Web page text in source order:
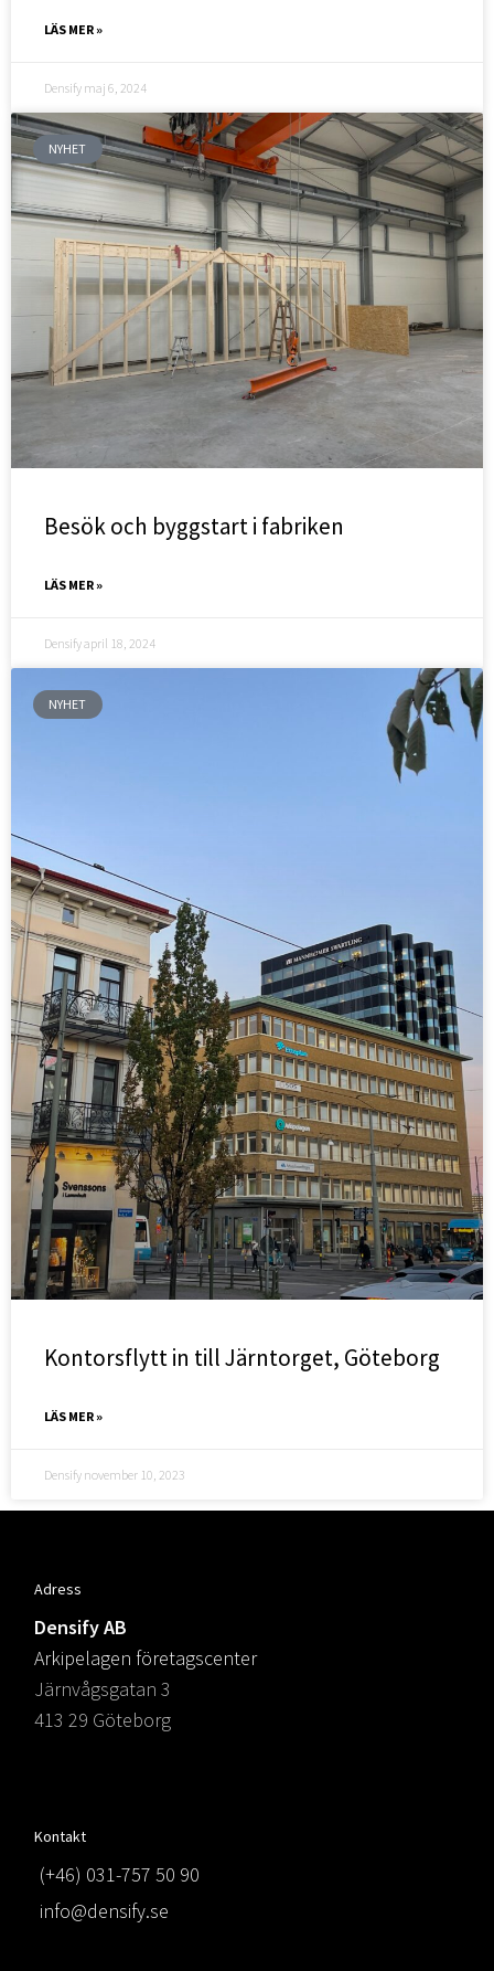
LÄS MER »
Densify maj 6, 2024
NYHET
Besök och byggstart i fabriken
LÄS MER »
Densifyapril 18, 2024
NYHET
Kontorsflytt in till Järntorget, Göteborg
LÄS MER »
Densify november 10, 2023
Adress
Densify AB
Arkipelagen företagscenter
Järnvågsgatan 3
413 29 Göteborg
Kontakt
(+46) 031-757 50 90
info@densify.se